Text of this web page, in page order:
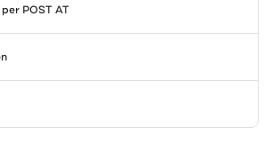
per POST AT